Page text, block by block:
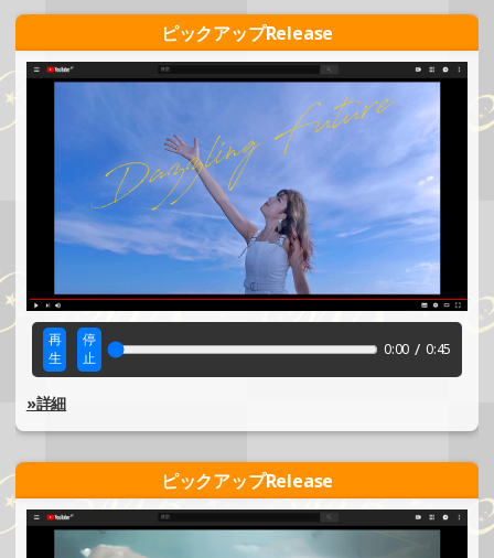
ピックアップRelease
再
生
停
止
0:00 / 0:45
»詳細
ピックアップRelease